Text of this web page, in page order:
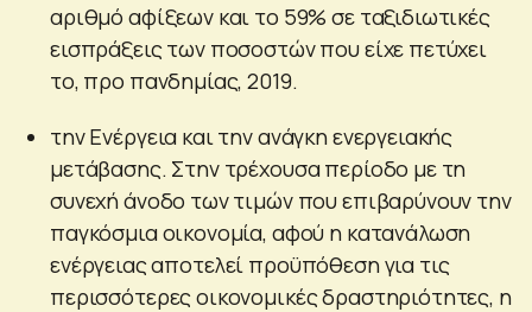
αριθμό αφίξεων και το 59% σε ταξιδιωτικές
εισπράξεις των ποσοστών που είχε πετύχει
το, προ πανδημίας, 2019.
την Ενέργεια και την ανάγκη ενεργειακής
μετάβασης. Στην τρέχουσα περίοδο με τη
συνεχή άνοδο των τιμών που επιβαρύνουν την
παγκόσμια οικονομία, αφού η κατανάλωση
ενέργειας αποτελεί προϋπόθεση για τις
περισσότερες οικονομικές δραστηριότητες, η